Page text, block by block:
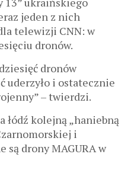
jeden z nich
telewizji CNN: w
dronów.
dronów
uderzyło i ostatecznie
– twierdzi.
łódź kolejną „haniebną
i
są drony MAGURA w